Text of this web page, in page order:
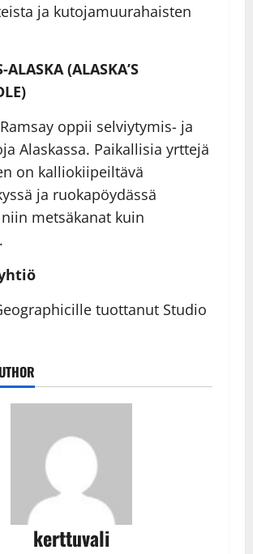
ja kutojamuurahaisten
ALASKA (ALASKA’S
oppii selviytymis- ja
Alaskassa. Paikallisia yrttejä
on kalliokiipeiltävä
ja ruokapöydässä
metsäkanat kuin
tuottanut Studio
kerttuvali